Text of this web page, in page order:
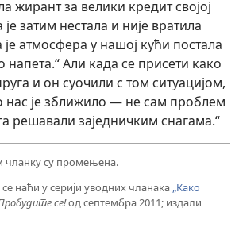
жирант за велики кредит својој
затим нестала и није вратила
је атмосфера у нашој кући постала
напета.“ Али када се присети како
и он суочили с том ситуацијом,
нас је зближило — не сам проблем
решавали заједничким снагама.“
чланку су промењена.
наћи у серији уводних чланака „Како
се!од септембра 2011; издали